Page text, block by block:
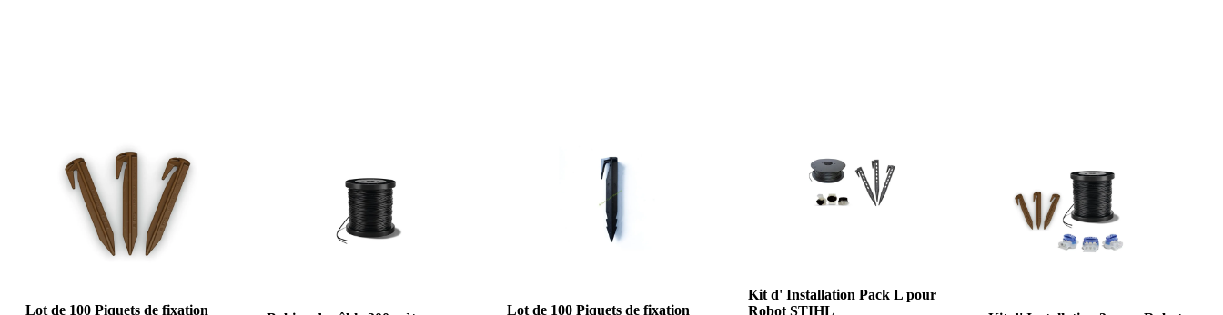
Lot de 100 Piquets de fixation
Lot de 100 Piquets de fixation
Kit d' Installation Pack L pour
Robot STIHL